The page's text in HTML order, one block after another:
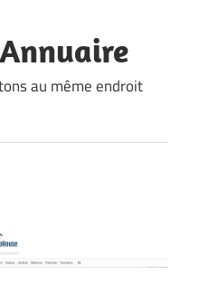
au même endroit